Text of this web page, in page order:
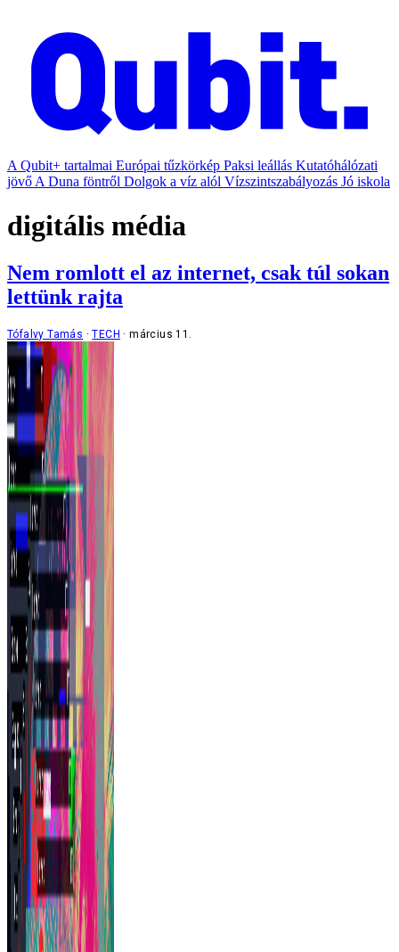
A Qubit+ tartalmai Európai tűzkörkép Paksi leállás Kutatóhálózati
jövő A Duna föntről Dolgok a víz alól Vízszintszabályozás Jó iskola
digitális média
Nem romlott el az internet, csak túl sokan
lettünk rajta
Tófalvy Tamás TECH március 11.